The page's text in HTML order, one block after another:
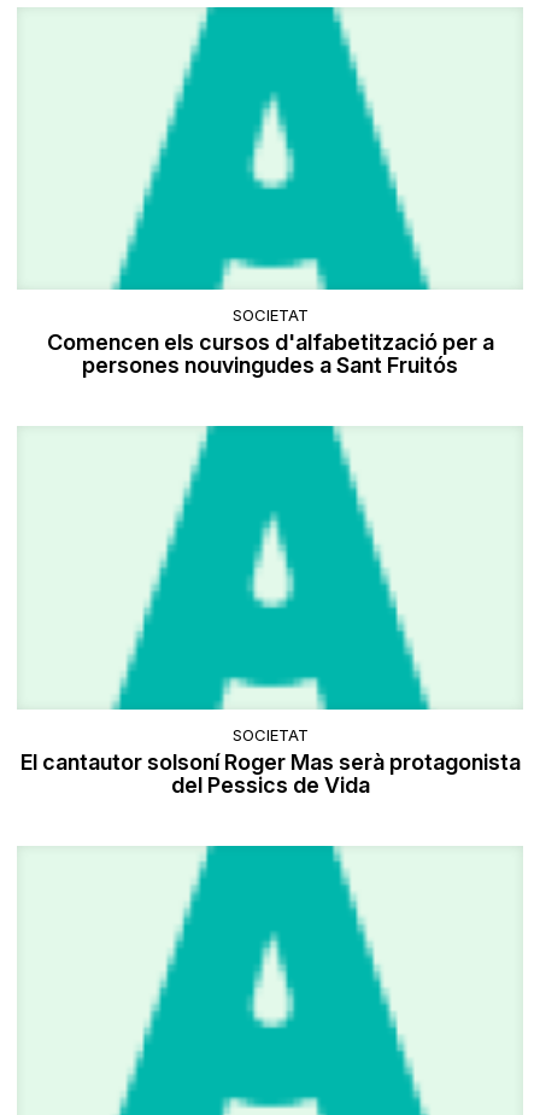
SOCIETAT
Comencen els cursos d'alfabetització per a
persones nouvingudes a Sant Fruitós
SOCIETAT
El cantautor solsoní Roger Mas serà protagonista
del Pessics de Vida